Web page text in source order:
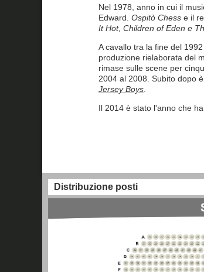
Nel 1978, anno in cui il
Edward. Ospitò Chess e il
It Hot, Children of Eden e
A cavallo tra la fine del
produzione rielaborata del
rimase sulle scene per
2004 al 2008. Subito dopo
Jersey Boys
Il 2014 è stato l'anno che
Distribuzione posti